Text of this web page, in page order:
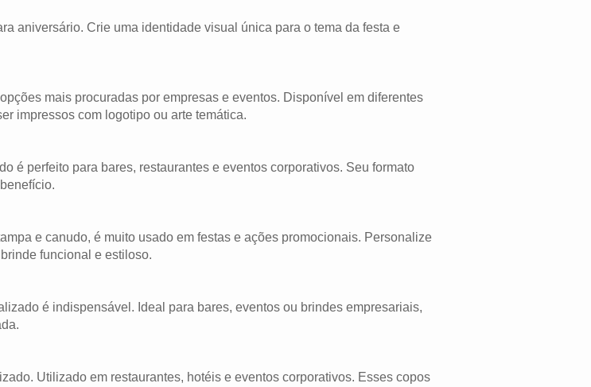
aniversário. Crie uma identidade visual única para o tema da festa e
mais procuradas por empresas e eventos. Disponível em diferentes
impressos com logotipo ou arte temática.
é perfeito para bares, restaurantes e eventos corporativos. Seu formato
e canudo, é muito usado em festas e ações promocionais. Personalize
funcional e estiloso.
é indispensável. Ideal para bares, eventos ou brindes empresariais,
Utilizado em restaurantes, hotéis e eventos corporativos. Esses copos